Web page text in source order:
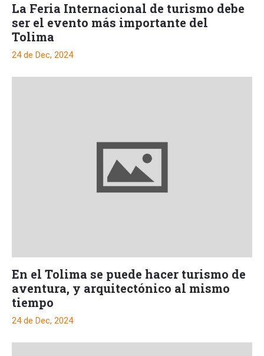
La Feria Internacional de turismo debe
ser el evento más importante del
Tolima
24 de Dec, 2024
En el Tolima se puede hacer turismo de
aventura, y arquitectónico al mismo
tiempo
24 de Dec, 2024